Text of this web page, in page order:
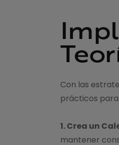
Con las
prácticos
1. Crea un
mantener